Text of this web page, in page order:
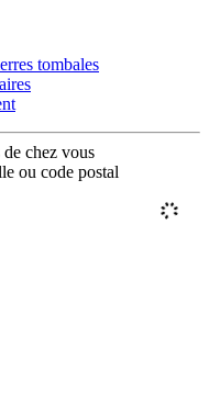
tombales
chez vous
ou code postal